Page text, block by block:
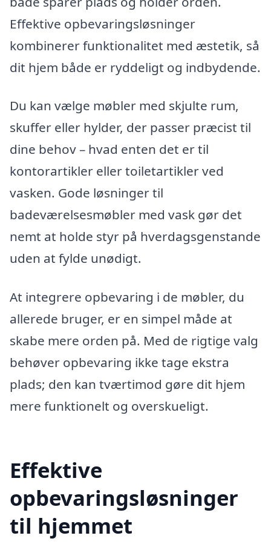
Effektive opbevaringsløsninger
kombinerer funktionalitet med æstetik, så
dit hjem både er ryddeligt og indbydende.
Du kan vælge møbler med skjulte rum,
skuffer eller hylder, der passer præcist til
dine behov – hvad enten det er til
kontorartikler eller toiletartikler ved
vasken. Gode løsninger til
badeværelsesmøbler med vask gør det
nemt at holde styr på hverdagsgenstande
uden at fylde unødigt.
At integrere opbevaring i de møbler, du
allerede bruger, er en simpel måde at
skabe mere orden på. Med de rigtige valg
behøver opbevaring ikke tage ekstra
plads; den kan tværtimod gøre dit hjem
mere funktionelt og overskueligt.
Effektive
opbevaringsløsninger
til hjemmet